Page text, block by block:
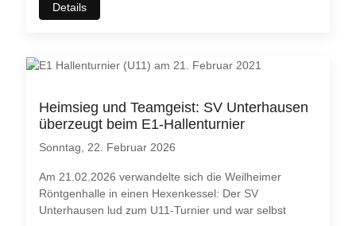
Details
Heimsieg und Teamgeist: SV Unterhausen
überzeugt beim E1-Hallenturnier
Sonntag, 22. Februar 2026
Am 21.02.2026 verwandelte sich die Weilheimer
Röntgenhalle in einen Hexenkessel: Der SV
Unterhausen lud zum U11-Turnier und war selbst